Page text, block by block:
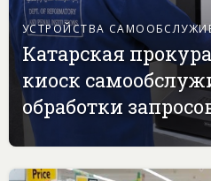
УСТРОЙСТВА
Катарская
киоск
обработки